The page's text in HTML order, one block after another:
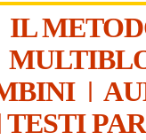
IL
|
TESTI